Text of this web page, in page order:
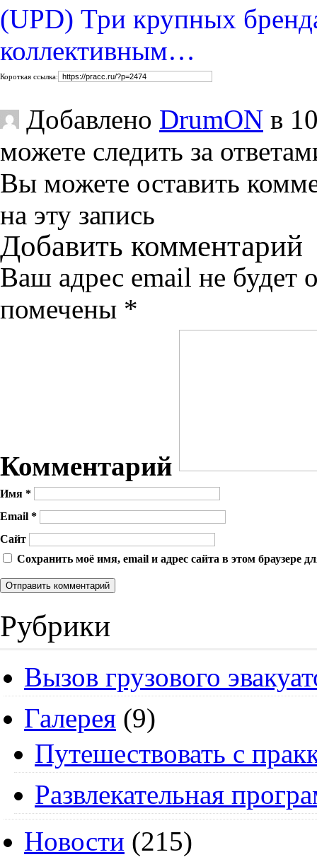
(UPD) Три крупных
коллективным…
Короткая ссылка:
Добавлено DrumON в
можете следить за
Вы можете оставить
на эту запись
Добавить комментарий
Ваш адрес email не будет
помечены *
Комментарий
Имя *
Email *
Сайт
Сохранить моё имя, email и адрес сайта в этом браузере
Рубрики
Вызов грузового
Галерея (9)
Путешествовать с
Развлекательная
Новости (215)